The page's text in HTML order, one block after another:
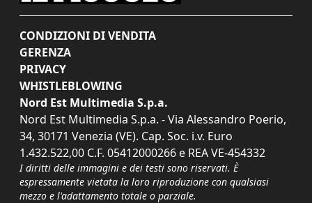
CONDIZIONI DI VENDITA
GERENZA
PRIVACY
WHISTLEBLOWING
Nord Est Multimedia S.p.a.
Nord Est Multimedia S.p.a. - Via Alessandro Poerio,
34, 30171 Venezia (VE). Cap. Soc. i.v. Euro
1.432.522,00 C.F. 05412000266 e REA VE-454332
I diritti delle immagini e dei testi sono riservati. È
espressamente vietata la loro riproduzione con qualsiasi
mezzo e l'adattamento totale o parziale.